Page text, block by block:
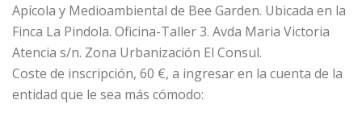
Apícola y Medioambiental de Bee Garden. Ubicada en la
Finca La Pindola. Oficina-Taller 3. Avda Maria Victoria
Atencia s/n. Zona Urbanización El Consul.
Coste de inscripción, 60 €, a ingresar en la cuenta de la
entidad que le sea más cómodo: